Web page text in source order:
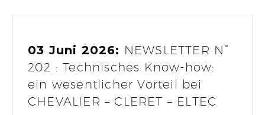
03 Juni 2026: NEWSLETTER N°
202 : Technisches Know-how:
ein wesentlicher Vorteil bei
CHEVALIER – CLERET – ELTEC